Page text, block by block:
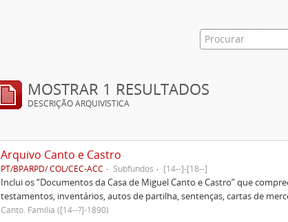
MOSTRAR 1 RESULTADOS
DESCRIÇÃO ARQUIVÍSTICA
Arquivo Canto e Castro
PT/BPARPD/ COL/CEC-ACC Subfundos [14--]-[18--]
Inclui os “Documentos da Casa de Miguel Canto e Castro” que
testamentos, inventários, autos de partilha, sentenças, cartas de
Canto. Família ([14--?]-1890)